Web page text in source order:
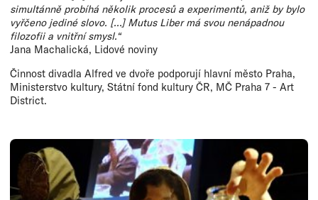
simultánně probíhá několik procesů a experimentů, aniž by bylo
vyřčeno jediné slovo. [...] Mutus Liber má svou nenápadnou
filozofii a vnitřní smysl.“
Jana Machalická, Lidové noviny
Činnost divadla Alfred ve dvoře podporují hlavní město Praha,
Ministerstvo kultury, Státní fond kultury ČR, MČ Praha 7 - Art
District.